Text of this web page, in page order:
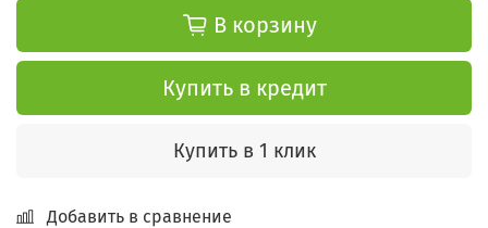
В корзину
Купить в кредит
Купить в 1 клик
Добавить в сравнение